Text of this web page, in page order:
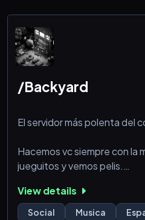
｡･::･ﾟ★,｡･:･ﾟ☆ ｡･:･ﾟ★,｡･:･ﾟ
/Backyard
El servidor más polenta del
Hacemos vc siempre con la
jueguitos y vemos pelis.
TTS para los que son timido,
Somo una banda de mono
View details
Social Musica